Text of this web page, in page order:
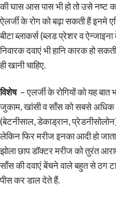
की घास आस पास भी हो तो
ऐलर्जी के रोग को बढ़ा सकती हैं इनमे
बीटा ब्लाकर्स (ब्लड प्रेशर व
निवारक दवाएं भी हानि कारक हो
ही खानी चाहिए.
विशेष– एलर्जी के रोगियों को यह बात
जुकाम, खांसी व साँस को सबसे
(बेटनीसाल, डेकाड्रान,
लेकिन फिर मरीज इनका आदी हो
झोला छाप डॉक्टर मरीज को तुरंत
साँस की दवाएं बेंचने वाले बहुत से ठग
पीस कर डाल देते